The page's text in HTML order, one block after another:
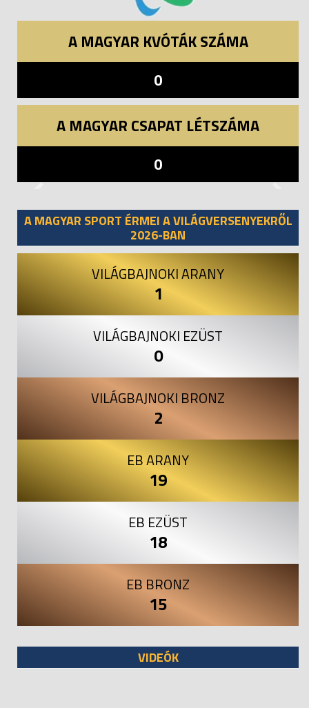
A MAGYAR KVÓTÁK SZÁMA
0
A MAGYAR CSAPAT LÉTSZÁMA
0
A MAGYAR SPORT ÉRMEI A VILÁGVERSENYEKRŐL
2026-BAN
VILÁGBAJNOKI ARANY
1
VILÁGBAJNOKI EZÜST
0
VILÁGBAJNOKI BRONZ
2
EB ARANY
19
EB EZÜST
18
EB BRONZ
15
VIDEÓK